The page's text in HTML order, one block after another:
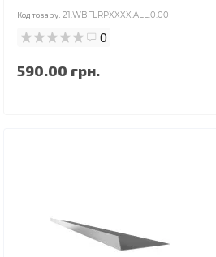
Код товару: 21.WBFLRPXXXX.ALL.0.00
0
590.00 грн.